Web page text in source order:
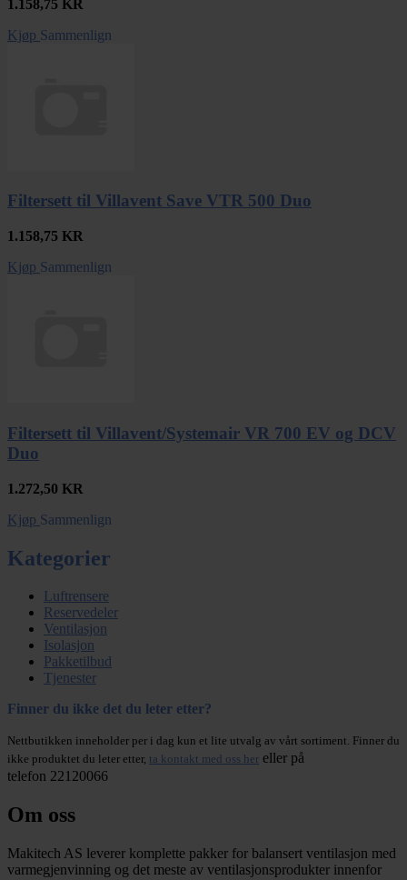
1.158,75 KR
Kjøp Sammenlign
Filtersett til Villavent Save VTR 500 Duo
1.158,75 KR
Kjøp Sammenlign
Filtersett til Villavent/Systemair VR 700 EV og DCV
Duo
1.272,50 KR
Kjøp Sammenlign
Kategorier
Luftrensere
Reservedeler
Ventilasjon
Isolasjon
Pakketilbud
Tjenester
Finner du ikke det du leter etter?
Nettbutikken inneholder per i dag kun et lite utvalg av vårt sortiment. Finner du
ikke produktet du leter etter, ta kontakt med oss her eller på
telefon 22120066
Om oss
Makitech AS leverer komplette pakker for balansert ventilasjon med
varmegjenvinning og det meste av ventilasjonsprodukter innenfor